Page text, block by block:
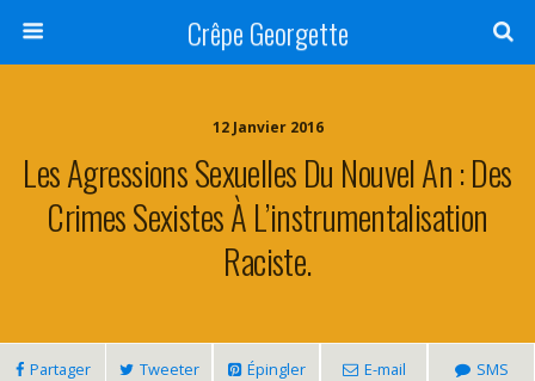
Crêpe Georgette
12 Janvier 2016
Les Agressions Sexuelles Du Nouvel An : Des
Crimes Sexistes À L’instrumentalisation
Raciste.
Partager Tweeter Épingler E-mail SMS